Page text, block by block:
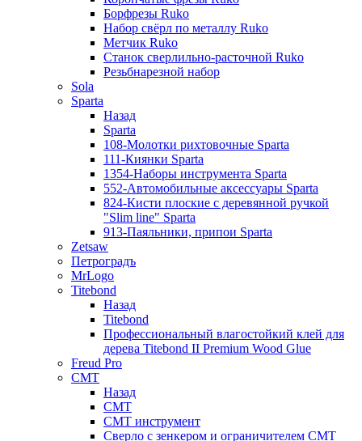
Борфрезы Ruko
Набор свёрл по металлу Ruko
Метчик Ruko
Станок сверлильно-расточной Ruko
Резьбнарезной набор
Sola
Sparta
Назад
Sparta
108-Молотки рихтовочные Sparta
111-Киянки Sparta
1354-Наборы инструмента Sparta
552-Автомобильные аксессуары Sparta
824-Кисти плоские с деревянной ручкой
"Slim line" Sparta
913-Паяльники, припои Sparta
Zetsaw
Петроградъ
MrLogo
Titebond
Назад
Titebond
Профессиональный влагостойкий клей для
дерева Titebond II Premium Wood Glue
Freud Pro
CMT
Назад
CMT
CMT инструмент
Сверло с зенкером и ограничителем CMT